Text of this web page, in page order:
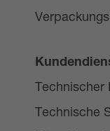
Technischer
Technische